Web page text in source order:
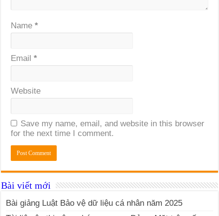
Name*
Email*
Website
Save my name, email, and website in this browser
for the next time I comment.
Bài viết mới
Bài giảng Luật Bảo vệ dữ liệu cá nhân năm 2025